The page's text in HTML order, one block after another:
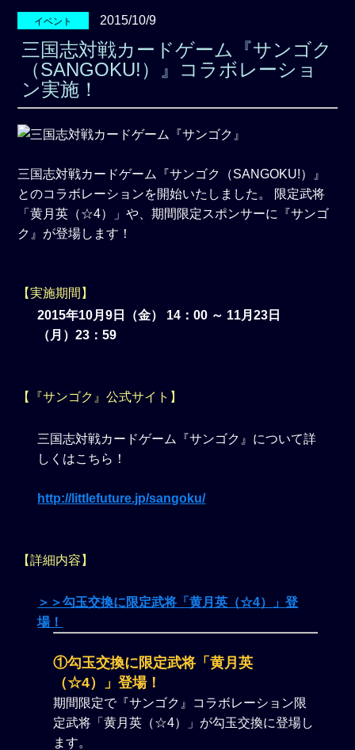
イベント 2015/10/9
三国志対戦カードゲーム『サンゴク
（SANGOKU!）』コラボレーショ
ン実施！
三国志対戦カードゲーム『サンゴク（SANGOKU!）』
とのコラボレーションを開始いたしました。 限定武将
「黄月英（☆4）」や、期間限定スポンサーに『サンゴ
ク』が登場します！
【実施期間】
2015年10月9日（金） 14：00 ～ 11月23日
（月）23：59
【『サンゴク』公式サイト】
三国志対戦カードゲーム『サンゴク』について詳
しくはこちら！
http://littlefuture.jp/sangoku/
【詳細内容】
＞＞勾玉交換に限定武将「黄月英（☆4）」登
場！
①勾玉交換に限定武将「黄月英
（☆4）」登場！
期間限定で『サンゴク』コラボレーション限
定武将「黄月英（☆4）」が勾玉交換に登場し
ます。